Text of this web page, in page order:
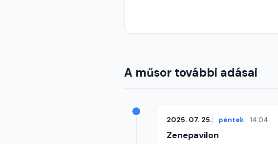
A műsor további adásai
2025. 07. 25. péntek 14:04
Zenepavilon